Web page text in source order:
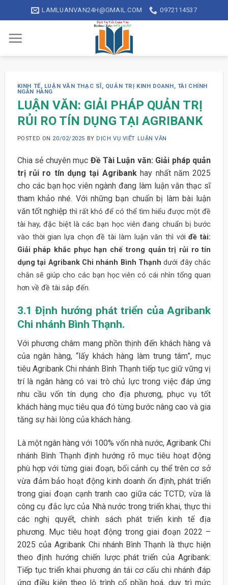
to
content
LAMLUANVAN24H@GMAIL.COM 0972114537
KINH TẾ, LUẬN VĂN THẠC SĨ , QUẢN TRỊ KINH DOANH, TÀI CHÍNH
NGÂN HÀNG
LUẬN VĂN: GIẢI PHÁP QUẢN TRỊ
RỦI RO TÍN DỤNG TẠI AGRIBANK
POSTED ON 20/02/2025 BY DỊCH VỤ VIẾT LUẬN VĂN
Chia sẻ chuyên mục Đề Tài Luận văn: Giải pháp quản
trị rủi ro tín dụng tại Agribankhay nhất năm 2025
cho các bạn học viên ngành đang làm luận văn thạc sĩ
tham khảo nhé. Với những bạn chuẩn bị làm bài luận
văn tốt nghiệp thì rất khó để có thể tìm hiểu được một đề
tài hay, đặc biệt là các bạn học viên đang chuẩn bị bước
vào thời gian lựa chọn đề tài làm luận văn thì vớiđề tài:
Giải pháp khắc phục hạn chế trong quản trị rủi ro tín
dụng tại Agribank Chi nhánh Bình Thạnh dưới đây chắc
chắn sẽ giúp cho các bạn học viên có cái nhìn tổng quan
hơn về đề tài sắp đến.
3.1 Định hướng phát triển của Agribank
Chi nhánh Bình Thạnh.
Với phương châm mang phồn thịnh đến khách hàng và
của ngân hàng, “lấy khách hàng làm trung tâm”, mục
tiêu Agribank Chi nhánh Bình Thạnh tiếp tục giữ vững vị
trí là ngân hàng có vai trò chủ lực trong việc đáp ứng
nhu cầu vốn tín dụng cho địa phương, phục vụ tốt
khách hàng mục tiêu qua đó từng bước nâng cao và gia
tăng sự hài lòng của khách hàng.
Là một ngân hàng với 100% vốn nhà nước, Agribank Chi
nhánh Bình Thạnh định hướng rõ mục tiêu hoạt động
phù hợp với từng giai đoạn, bối cảnh cụ thể trên cơ sở
vừa đảm bảo hoạt động kinh doanh ổn định, phát triển
trong giai đoạn cạnh tranh cao giữa các TCTD; vừa là
công cụ đắc lực của Nhà nước trong triển khai, thực thi
các nghị quyết, chính sách phát triển kinh tế địa
phương. Mục tiêu hoạt động trong giai đoạn 2022 –
2025 của Agribank Chi nhánh Bình Thạnh là thực hiện
theo định hướng chiến lược phát triển của Agribank:
Tiếp tục triển khai phương án tái cơ cấu chi nhánh đáp
ứng điều kiện theo lộ trình cổ phần hoá, duy trì mức